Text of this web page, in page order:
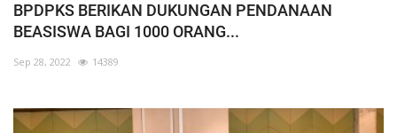
BPDPKS BERIKAN DUKUNGAN PENDANAAN
BEASISWA BAGI 1000 ORANG...
Sep 28, 2022 14389